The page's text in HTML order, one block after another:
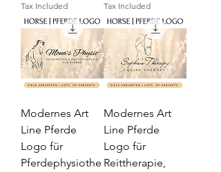
Tax Included Tax Included
Modernes Art
Line Pferde
Logo für
Pferdephysiothe
Modernes Art
Line Pferde
Logo für
Reittherapie,